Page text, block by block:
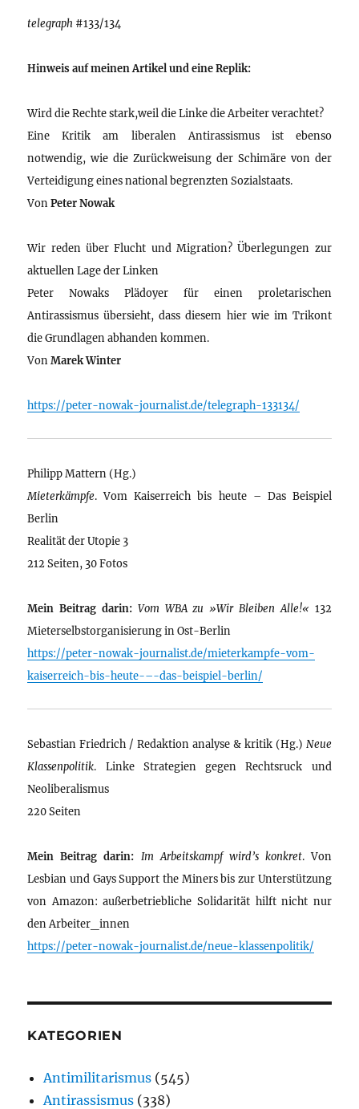
telegraph #133/134
Hinweis auf meinen Artikel und eine Replik:
Wird die Rechte stark,weil die Linke die Arbeiter verachtet?
Eine Kritik am liberalen Antirassismus ist ebenso
notwendig, wie die Zurückweisung der Schimäre von der
Verteidigung eines national begrenzten Sozialstaats.
VonPeter Nowak
Wir reden über Flucht und Migration? Überlegungen zur
aktuellen Lage der Linken
Peter Nowaks Plädoyer für einen proletarischen
Antirassismus übersieht, dass diesem hier wie im Trikont
die Grundlagen abhanden kommen.
VonMarek Winter
https://peter-nowak-journalist.de/telegraph-133134/
Philipp Mattern (Hg.)
Mieterkämpfe. Vom Kaiserreich bis heute – Das Beispiel
Berlin
Realität der Utopie 3
212 Seiten, 30 Fotos
Mein Beitrag darin: Vom WBA zu »Wir Bleiben Alle!« 132
Mieterselbstorganisierung in Ost-Berlin
https://peter-nowak-journalist.de/mieterkampfe-vom-
kaiserreich-bis-heute-–-das-beispiel-berlin/
Sebastian Friedrich / Redaktion analyse & kritik (Hg.) Neue
Klassenpolitik. Linke Strategien gegen Rechtsruck und
Neoliberalismus
220 Seiten
Mein Beitrag darin: Im Arbeitskampf wird’s konkret. Von
Lesbian und Gays Support the Miners bis zur Unterstützung
von Amazon: außerbetriebliche Solidarität hilft nicht nur
den Arbeiter_innen
https://peter-nowak-journalist.de/neue-klassenpolitik/
KATEGORIEN
Antimilitarismus (545)
Antirassismus (338)